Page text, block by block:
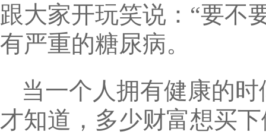
跟大家开玩笑说：“要不
有严重的糖尿病。
当一个人拥有健康的
才知道，多少财富想买